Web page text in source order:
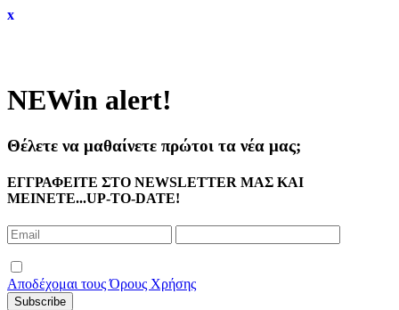
x
NEWin alert!
Θέλετε να μαθαίνετε πρώτοι τα νέα μας;
ΕΓΓΡΑΦΕΙΤΕ ΣΤΟ NEWSLETTER ΜΑΣ ΚΑΙ
ΜΕΙΝΕΤΕ...UP-TO-DATE!
Αποδέχομαι τους Όρους Χρήσης
Subscribe